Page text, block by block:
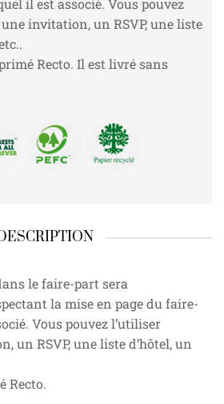
il est associé. Vous pouvez
invitation, un RSVP, une liste
Recto. Il est livré sans
le faire-part sera
la mise en page du faire-
Vous pouvez l’utiliser
un RSVP, une liste d’hôtel, un
Recto.